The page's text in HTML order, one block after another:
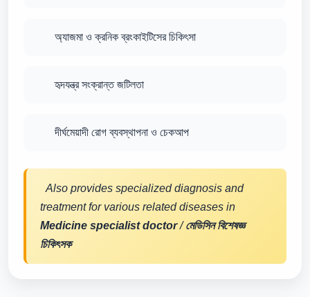
অ্যাজমা ও ক্রনিক ব্রংকাইটিসের চিকিৎসা
হৃদযন্ত্র সংক্রান্ত জটিলতা
দীর্ঘমেয়াদী রোগ ব্যবস্থাপনা ও চেকআপ
Also provides specialized diagnosis and
treatment for various related diseases in
Medicine specialist doctor/মেডিসিন বিশেষজ্ঞ
চিকিৎসক